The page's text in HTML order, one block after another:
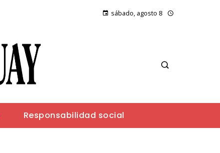
sábado, agosto 8
Responsabilidad social